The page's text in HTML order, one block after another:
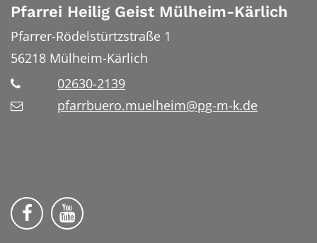
Pfarrei Heilig Geist Mülheim-Kärlich
Pfarrer-Rödelstürtzstraße 1
56218 Mülheim-Kärlich
02630-2139
pfarrbuero.muelheim@pg-m-k.de
Wir auf Facebook
Wir auf YouTube